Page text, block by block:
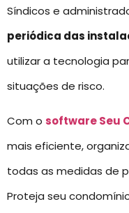
Síndicos e
periódica das
utilizar a tecnologia
situações de risco.
Com o software Seu
mais eficiente,
todas as medidas de
Proteja seu